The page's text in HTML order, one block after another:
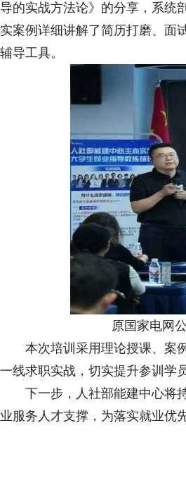
导的实战方法论》的分享，系统
实案例详细讲解了简历打磨、面
辅导工具。
原国家电网
本次培训采用理论授课、案
一线求职实战，切实提升参训学
下一步，人社部能建中心将
业服务人才支撑，为落实就业优